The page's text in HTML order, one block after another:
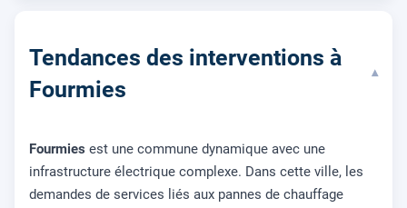
Tendances des interventions à
Fourmies
▾
Fourmies est une commune dynamique avec une
infrastructure électrique complexe. Dans cette ville, les
demandes de services liés aux pannes de chauffage